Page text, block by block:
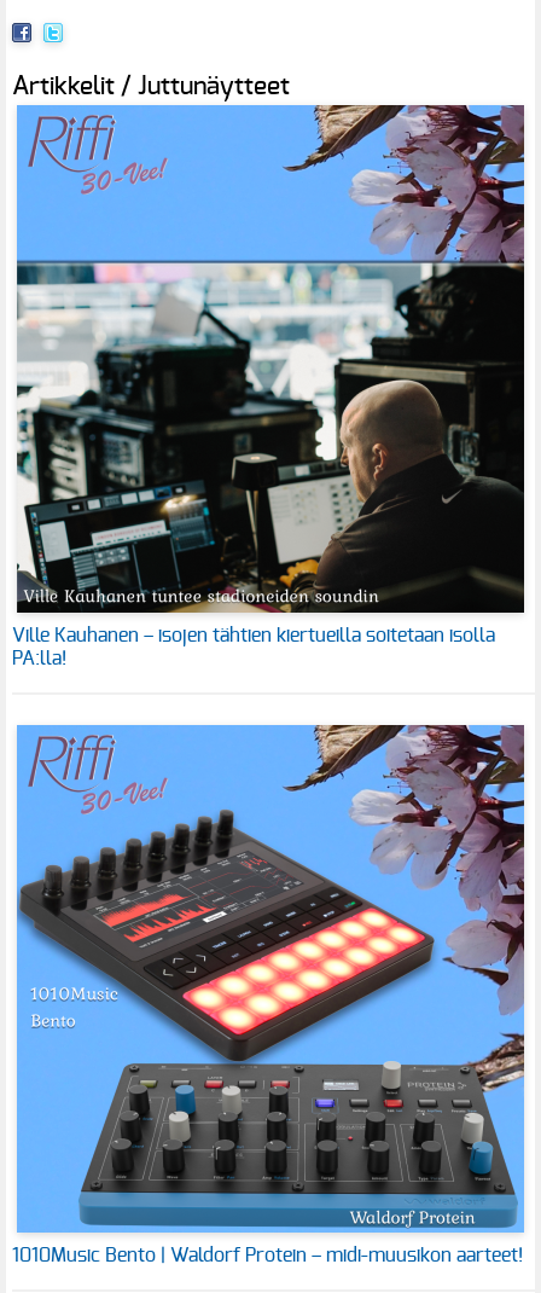
Artikkelit / Juttunäytteet
Ville Kauhanen – isojen tähtien kiertueilla soitetaan isolla
PA:lla!
1010Music Bento | Waldorf Protein – midi-muusikon aarteet!